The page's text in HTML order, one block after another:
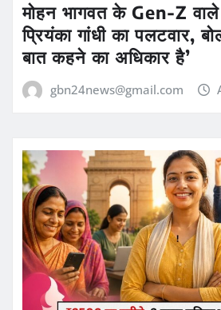
मोहन भागवत के Gen-Z
प्रियंका गांधी का पलटवार,
बात कहने का अधिकार है’
gbn24news@gmail.com